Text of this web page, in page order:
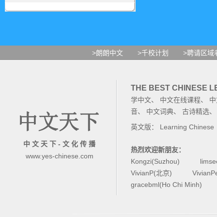
>朗朗中文 >千校计划 >聘请区域
中 文 天 下 - 文 化 传 播
www.yes-chinese.com
THE BEST CHINESE
学中文、 中文在线课程、
音、 中文词典、 古诗精选
英文版： Learning Chinese
热烈欢迎新朋友：
Kongzi(Suzhou)
VivianP(北京)
gracebml(Ho Chi Minh)